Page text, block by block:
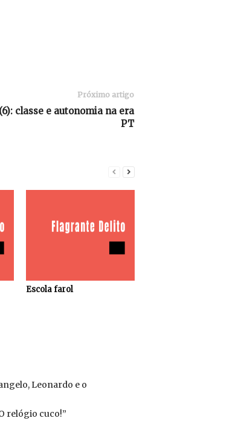
Próximo artigo
classe e autonomia na era
PT
Escola farol
Leonardo e o
relógio cuco!”